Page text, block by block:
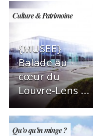
Culture & Patrimoine
{MUSEE}
Balade au
cœur du
Louvre-Lens …
Qu'o qu'in minge ?